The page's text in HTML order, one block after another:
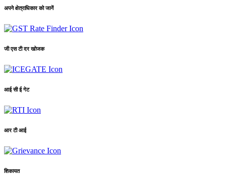
अपने क्षेत्राधिकार को जानें
जी एस टी दर खोजक
आई सी ई गेट
आर टी आई
शिकायत